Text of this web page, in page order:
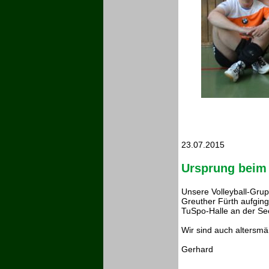
23.07.2015
Ursprung
Unsere Volleyball-
Greuther Fürth
TuSpo-Halle an der
Wir sind auch
Gerhard